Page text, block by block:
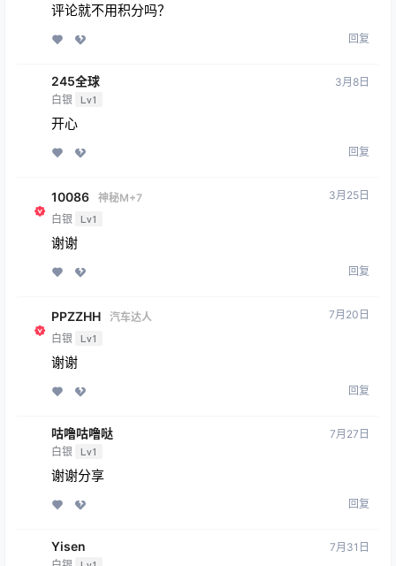
评论就不用积分吗？
回复
245全球
白银 Lv1
3月8日
开心
回复
10086
神秘M+7
白银
Lv1
3月25日
谢谢
回复
PPZZHH
汽车达人
白银
Lv1
7月20日
谢谢
回复
咕噜咕噜哒
白银 Lv1
7月27日
谢谢分享
回复
Yisen 7月31日